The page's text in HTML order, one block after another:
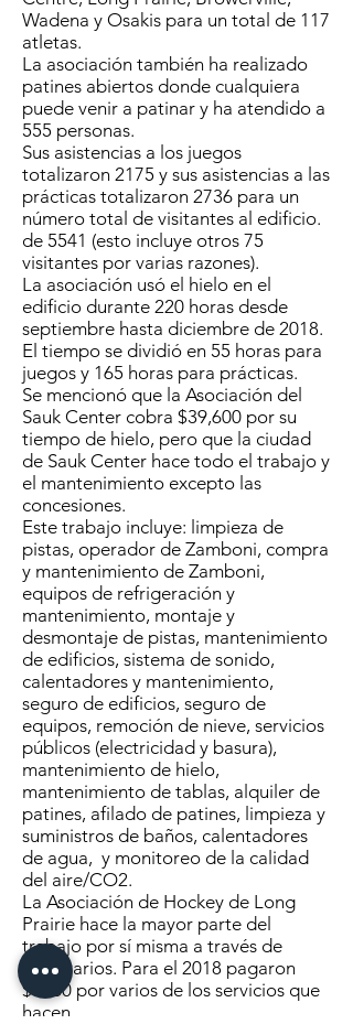
Wadena y Osakis para un total de 117
atletas.
La asociación también ha realizado
patines abiertos donde cualquiera
puede venir a patinar y ha atendido a
555 personas.
Sus asistencias a los juegos
totalizaron 2175 y sus asistencias a las
prácticas totalizaron 2736 para un
número total de visitantes al edificio.
de 5541 (esto incluye otros 75
visitantes por varias razones).
La asociación usó el hielo en el
edificio durante 220 horas desde
septiembre hasta diciembre de 2018.
El tiempo se dividió en 55 horas para
juegos y 165 horas para prácticas.
Se mencionó que la Asociación del
Sauk Center cobra $39,600 por su
tiempo de hielo, pero que la ciudad
de Sauk Center hace todo el trabajo y
el mantenimiento excepto las
concesiones.
Este trabajo incluye: limpieza de
pistas, operador de Zamboni, compra
y mantenimiento de Zamboni,
equipos de refrigeración y
mantenimiento, montaje y
desmontaje de pistas, mantenimiento
de edificios, sistema de sonido,
calentadores y mantenimiento,
seguro de edificios, seguro de
equipos, remoción de nieve, servicios
públicos (electricidad y basura),
mantenimiento de hielo,
mantenimiento de tablas, alquiler de
patines, afilado de patines, limpieza y
suministros de baños, calentadores
de agua, y monitoreo de la calidad
del aire/CO2.
La Asociación de Hockey de Long
Prairie hace la mayor parte del
trabajo por sí misma a través de
voluntarios. Para el 2018 pagaron
$5260 por varios de los servicios que
hacen.